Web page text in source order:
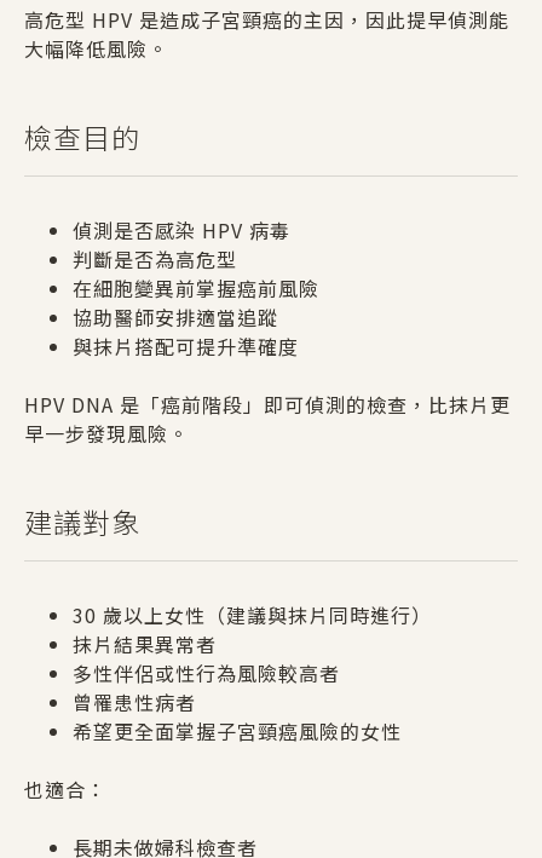
高危型 HPV 是造成子宮頸癌的主因，因此提早偵測能
大幅降低風險。
檢查目的
偵測是否感染 HPV 病毒
判斷是否為高危型
在細胞變異前掌握癌前風險
協助醫師安排適當追蹤
與抹片搭配可提升準確度
HPV DNA 是「癌前階段」即可偵測的檢查，比抹片更
早一步發現風險。
建議對象
30 歲以上女性（建議與抹片同時進行）
抹片結果異常者
多性伴侶或性行為風險較高者
曾罹患性病者
希望更全面掌握子宮頸癌風險的女性
也適合：
長期未做婦科檢查者